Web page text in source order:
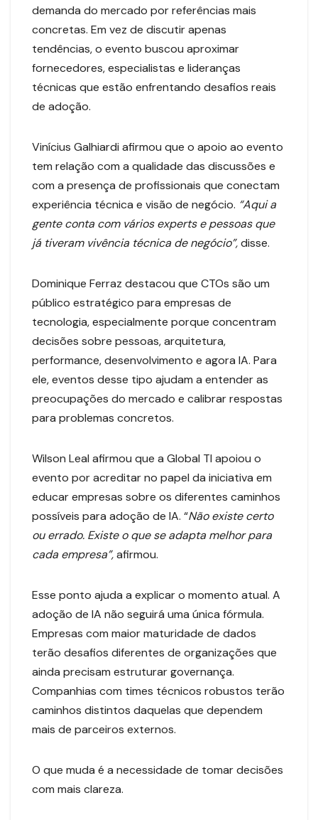
demanda do mercado por referências mais
concretas. Em vez de discutir apenas
tendências, o evento buscou aproximar
fornecedores, especialistas e lideranças
técnicas que estão enfrentando desafios reais
de adoção.
Vinícius Galhiardi afirmou que o apoio ao evento
tem relação com a qualidade das discussões e
com a presença de profissionais que conectam
experiência técnica e visão de negócio. “Aqui a
gente conta com vários experts e pessoas que
já tiveram vivência técnica de negócio”,disse.
Dominique Ferraz destacou que CTOs são um
público estratégico para empresas de
tecnologia, especialmente porque concentram
decisões sobre pessoas, arquitetura,
performance, desenvolvimento e agora IA. Para
ele, eventos desse tipo ajudam a entender as
preocupações do mercado e calibrar respostas
para problemas concretos.
Wilson Leal afirmou que a Global TI apoiou o
evento por acreditar no papel da iniciativa em
educar empresas sobre os diferentes caminhos
possíveis para adoção de IA. “Não existe certo
ou errado. Existe o que se adapta melhor para
cada empresa”,afirmou.
Esse ponto ajuda a explicar o momento atual. A
adoção de IA não seguirá uma única fórmula.
Empresas com maior maturidade de dados
terão desafios diferentes de organizações que
ainda precisam estruturar governança.
Companhias com times técnicos robustos terão
caminhos distintos daquelas que dependem
mais de parceiros externos.
O que muda é a necessidade de tomar decisões
com mais clareza.